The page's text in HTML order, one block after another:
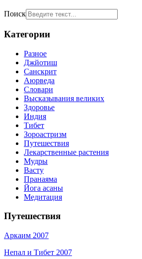
Поиск
Категории
Разное
Джйотиш
Санскрит
Аюрведа
Словари
Высказывания великих
Здоровье
Индия
Тибет
Зороастризм
Путешествия
Лекарственные растения
Мудры
Васту
Пранаяма
Йога асаны
Медитация
Путешествия
Аркаим 2007
Непал и Тибет 2007